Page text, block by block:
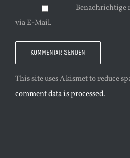
Benachrichtige
via E-Mail.
This site uses Akismet to reduce
comment data is processed.